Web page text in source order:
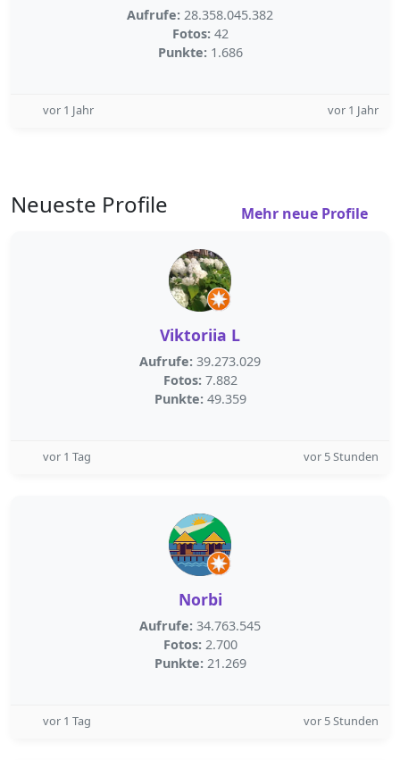
Aufrufe: 28.358.045.382
Fotos: 42
Punkte: 1.686
vor 1 Jahr vor 1 Jahr
Neueste Profile Mehr neue Profile
Viktoriia L
Aufrufe: 39.273.029
Fotos: 7.882
Punkte: 49.359
vor 1 Tag vor 5 Stunden
Norbi
Aufrufe: 34.763.545
Fotos: 2.700
Punkte: 21.269
vor 1 Tag vor 5 Stunden